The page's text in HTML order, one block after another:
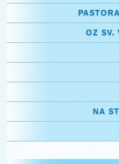
OZ SV.
NA